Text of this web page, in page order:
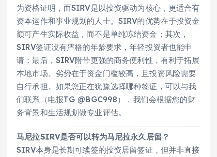
为资格证明，而SIRV是以投资驱动为核心，更适合有
资本运作和事业规划的人士。SIRV的优势在于投资金
额可产生实际收益，而不是单纯冻结资金；其次，
SIRV签证没有严格的年龄要求，年轻投资者也能申
请；最后，SIRV附带更强的商务便利性，有利于拓展
本地市场。劣势在于资金门槛较高，且投资风险需要
自行承担。如果您正在犹豫选择哪种签证，可以与我
们联系（电报TG @BGC998），我们会根据您的财
务背景和生活规划做专业评估。
马尼拉SIRV是否可以转为马尼拉永久居留？
SIRV本身是长期可续签的投资居留签证，但并非直接